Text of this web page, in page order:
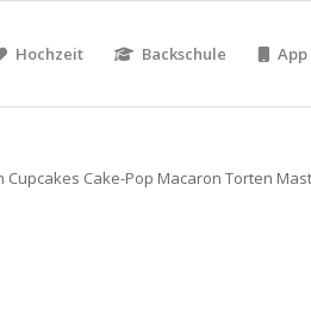
Hochzeit Backschule App